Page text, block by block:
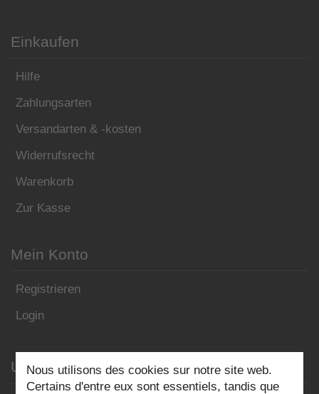
Einkaufen
Hilfe
Zahlungsarten
Versandarten & -kosten
Widerrufsrecht
Warenkorb
Zur Kasse
Mein Konto
Registrieren
Login
Unser Blog
Nous utilisons des cookies sur notre site web.
Certains d'entre eux sont essentiels, tandis que